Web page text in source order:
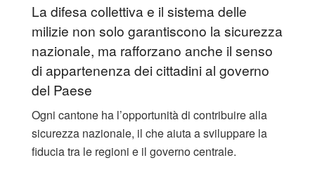
La difesa collettiva e il sistema delle
milizie non solo garantiscono la sicurezza
nazionale, ma rafforzano anche il senso
di appartenenza dei cittadini al governo
del Paese
Ogni cantone ha l’opportunità di contribuire alla
sicurezza nazionale, il che aiuta a sviluppare la
fiducia tra le regioni e il governo centrale.